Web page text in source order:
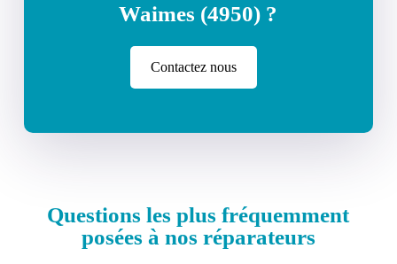
Waimes (4950) ?
Contactez nous
Questions les plus fréquemment
posées à nos réparateurs